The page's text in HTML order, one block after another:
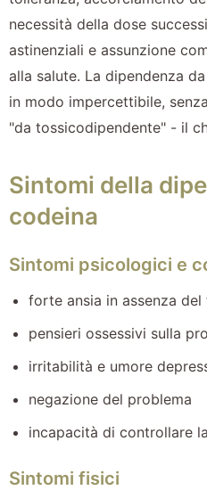
necessità della dose
astinenziali e assunzione
alla salute. La dipendenza
in modo impercettibile,
"da tossicodipendente" - il
Sintomi della
codeina
Sintomi psicologici e
forte ansia in assenza del
pensieri ossessivi sulla
irritabilità e umore
negazione del problema
incapacità di controllare
Sintomi fisici